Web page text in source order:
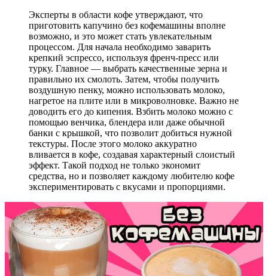
Эксперты в области кофе утверждают, что
приготовить капучино без кофемашины вполне
возможно, и это может стать увлекательным
процессом. Для начала необходимо заварить
крепкий эспрессо, используя френч-пресс или
турку. Главное — выбрать качественные зерна и
правильно их смолоть. Затем, чтобы получить
воздушную пенку, можно использовать молоко,
нагретое на плите или в микроволновке. Важно не
доводить его до кипения. Взбить молоко можно с
помощью венчика, блендера или даже обычной
банки с крышкой, что позволит добиться нужной
текстуры. После этого молоко аккуратно
вливается в кофе, создавая характерный слоистый
эффект. Такой подход не только экономит
средства, но и позволяет каждому любителю кофе
экспериментировать с вкусами и пропорциями.